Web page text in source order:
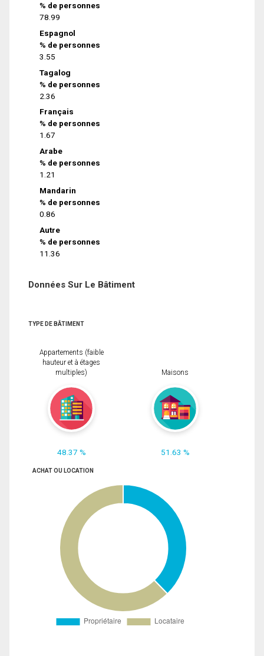
% de personnes
78.99
Espagnol
% de personnes
3.55
Tagalog
% de personnes
2.36
Français
% de personnes
1.67
Arabe
% de personnes
1.21
Mandarin
% de personnes
0.86
Autre
% de personnes
11.36
Données Sur Le Bâtiment
TYPE DE BÂTIMENT
Appartements (faible
hauteur et à étages
multiples)
48.37 %
Maisons
51.63 %
ACHAT OU LOCATION